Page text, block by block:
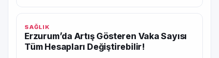
SAĞLIK
Erzurum’da Artış Gösteren Vaka Sayısı
Tüm Hesapları Değiştirebilir!